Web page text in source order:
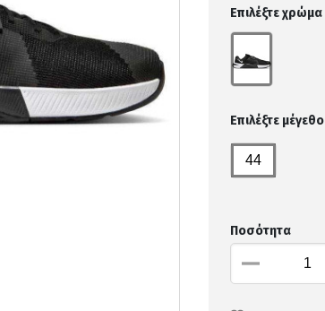
Επιλέξτε χρώμα
Επιλέξτε
44
Ποσότητα